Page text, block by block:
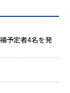
予定者4名を発